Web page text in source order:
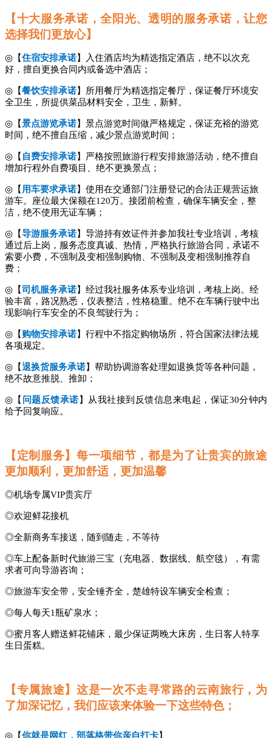
【十大服务承诺，全阳光、透明的服务承诺，让您
选择我们更放心】
◎【住宿安排承诺】入住酒店均为精选指定酒店，绝不以次充
好，擅自更换合同内或备选中酒店；
◎【餐饮安排承诺】所用餐厅为精选指定餐厅，保证餐厅环境安
全卫生，所提供菜品材料安全，卫生，新鲜。
◎【景点游览承诺】景点游览时间做严格规定，保证充裕的游览
时间，绝不擅自压缩，减少景点游览时间；
◎【 自费安排承诺】严格按照旅游行程安排旅游活动，绝不擅自
增加行程外自费项目、绝不更换景点；
◎【 用车要求承诺】使用在交通部门注册登记的合法正规营运旅
游车。座位最大保额在120万。接团前检查，确保车辆安全，整
洁，绝不使用无证车辆；
◎【导游服务承诺】导游持有效证件并参加我社专业培训，考核
通过后上岗，服务态度真诚、热情，严格执行旅游合同，承诺不
索要小费，不强制及变相强制购物、不强制及变相强制推荐自
费；
◎【司机服务承诺】经过我社服务体系专业培训，考核上岗。经
验丰富，路况熟悉，仪表整洁，性格稳重。绝不在车辆行驶中出
现影响行车安全的不良驾驶行为；
◎【 购物安排承诺】行程中不指定购物场所，符合国家法律法规
各项规定。
◎【退换货服务承诺】帮助协调游客处理如退换货等各种问题，
绝不故意推脱、推卸；
◎【 问题反馈承诺 】从我社接到反馈信息来电起，保证30分钟内
给予回复响应。
【定制服务】每一项细节，都是为了让贵宾的旅途
更加顺利，更加舒适，更加温馨
◎机场专属VIP贵宾厅
◎欢迎鲜花接机
◎全新商务车接送，随到随走，不等待
◎车上配备新时代旅游三宝（充电器、数据线、航空毯），有需
求者可向导游咨询；
◎旅游车安全带，安全锤齐全，楚雄特设车辆安全检查；
◎每人每天1瓶矿泉水；
◎蜜月客人赠送鲜花铺床，最少保证两晚大床房，生日客人特享
生日蛋糕。
【专属旅途】这是一次不走寻常路的云南旅行，为
了加深记忆，我们应该来体验一下这些特色；
◎【你就是网红，部落格带你亲自打卡】